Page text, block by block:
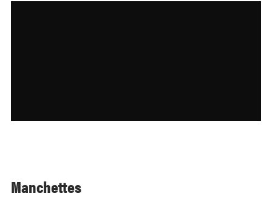
Manchettes